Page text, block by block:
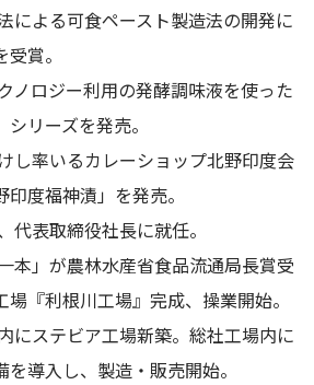
よる可食ペースト製造法の開発に
賞。
ロジー利用の発酵調味液を使った
シリーズを発売。
率いるカレーショップ北野印度会
度福神漬」を発売。
表取締役社長に就任。
」が農林水産省食品流通局長賞受
『利根川工場』完成、操業開始。
ステビア工場新築。総社工場内に
導入し、製造・販売開始。